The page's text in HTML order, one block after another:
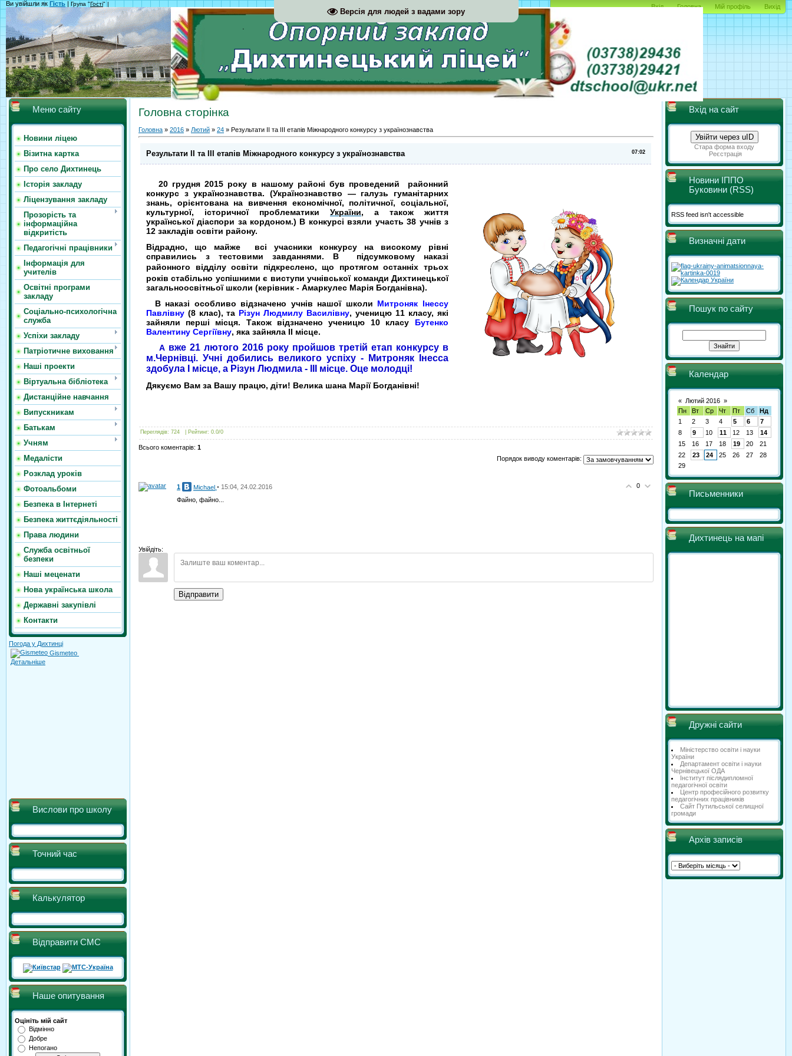
Версія для людей з вадами зору
Вхід Головна Мій профіль Вихід
Ви увійшли як Гість | Група "Гості" |
Меню сайту
Новини ліцею
Візитна картка
Про село Дихтинець
Історія закладу
Ліцензування закладу
Прозорість та
інформаційна
відкритість
Педагогічні працівники
Інформація для
учителів
Освітні програми
закладу
Соціально-психологічна
служба
Успіхи закладу
Патріотичне виховання
Наші проекти
Віртуальна бібліотека
Дистанційне навчання
Випускникам
Батькам
Учням
Медалісти
Розклад уроків
Фотоальбоми
Безпека в Інтернеті
Безпека життєдіяльності
Права людини
Служба освітньої
безпеки
Наші меценати
Нова українська школа
Державні закупівлі
Контакти
Погода у Дихтинці
Gismeteo
Детальніше
Вислови про школу
Точний час
Калькулятор
Відправити СМС
Наше опитування
Оцініть мій сайт
Відмінно
Добре
Непогано
Головна сторінка
Головна » 2016 » Лютий » 24 » Результати ІІ та ІІІ етапів Міжнародного конкурсу з українознавства
Результати ІІ та ІІІ етапів Міжнародного конкурсу з українознавства
20 грудня 2015 року в нашому районі був проведений районний
конкурс з українознавства. (Українознавство — галузь гуманітарних
знань, орієнтована на вивчення економічної, політичної, соціальної,
культурної, історичної проблематики України, а також життя
української діаспори за кордоном.) В конкурсі взяли участь 38 учнів з
12 закладів освіти району.
Відрадно, що майже всі учасники конкурсу на високому рівні
справились з тестовими завданнями. В підсумковому наказі
районного відділу освіти підкреслено, що протягом останніх трьох
років стабільно успішними є виступи учнівської команди Дихтинецької
загальноосвітньої школи (керівник - Амаркулес Марія Богданівна).
В наказі особливо відзначено учнів нашої школи Митроняк Інессу
Павлівну (8 клас), та Різун Людмилу Василівну, ученицю 11 класу, які
зайняли перші місця. Також відзначено ученицю 10 класу Бутенко
Валентину Сергіївну, яка зайняла ІІ місце.
А вже 21 лютого 2016 року пройшов третій етап конкурсу в
м.Чернівці. Учні добились великого успіху - Митроняк Інесса
здобула І місце, а Різун Людмила - ІІІ місце. Оце молодці!
Дякуємо Вам за Вашу працю, діти! Велика шана Марії Богданівні!
Переглядів: 724 Рейтинг: 0.0/0
Всього коментарів: 1
Порядок виводу коментарів:
0
1 Michael • 15:04, 24.02.2016
Файно, файно...
Увійдіть:
Відправити
Вхід на сайт
Увійти через uID
Стара форма входу
Реєстрація
Новини ІППО
Буковини (RSS)
RSS feed isn't accessible
Визначні дати
Пошук по сайту
Календар
« Лютий 2016 »
Пн
Вт Ср Чт Пт Сб
Нд
1
2 3 4 5 6
7
8
9 10 11 12 13
14
15
16 17 18 19 20
21
22
23 24 25 26 27
28
29
Письменники
Дихтинець на мапі
Дружні сайти
Міністерство освіти і науки
України
Департамент освіти і науки
Чернівецької ОДА
Інститут післядипломної
педагогічної освіти
Центр професійного розвитку
педагогічних працівників
Сайт Путильської селищної
громади
Архів записів